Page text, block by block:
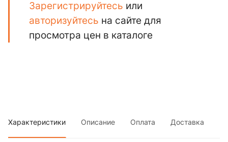
Зарегистрируйтесь или
авторизуйтесь на сайте для
просмотра цен в каталоге
Характеристики Описание Оплата Доставка